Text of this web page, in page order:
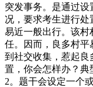
突发事务。是通过
况，要求考生进行处
易近一般出行。该村
任。因而，良多村平
到社交收集，惹起良
置，你会怎样办？典
2。题干会设定一个